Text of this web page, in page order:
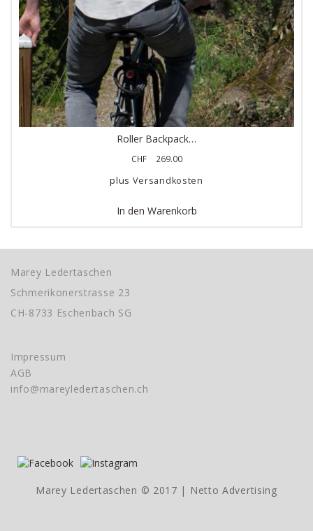
Roller Backpack…
CHF
269.00
plus Versandkosten
In den Warenkorb
Marey Ledertaschen
Schmerikonerstrasse 23
CH-8733 Eschenbach SG
Impressum
AGB
info@mareyledertaschen.ch
Marey Ledertaschen © 2017 | Netto Advertising